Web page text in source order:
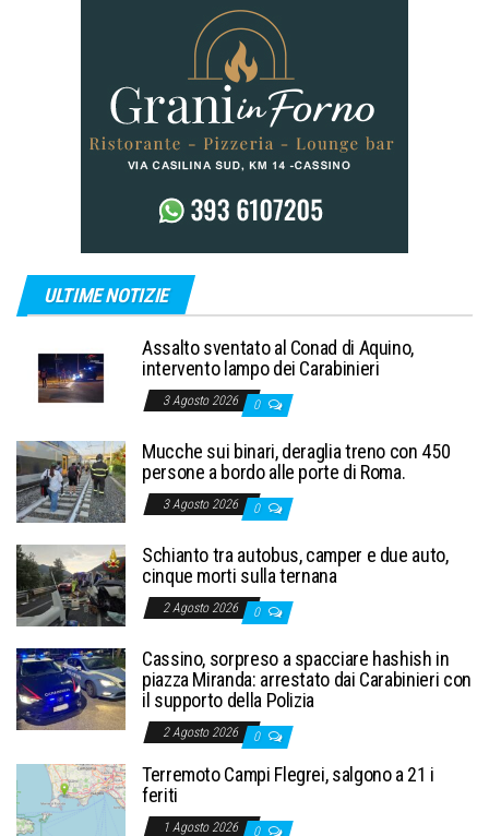
ULTIME NOTIZIE
Assalto sventato al Conad di Aquino,
intervento lampo dei Carabinieri
3 Agosto 2026 0
Mucche sui binari, deraglia treno con 450
persone a bordo alle porte di Roma.
3 Agosto 2026 0
Schianto tra autobus, camper e due auto,
cinque morti sulla ternana
2 Agosto 2026 0
Cassino, sorpreso a spacciare hashish in
piazza Miranda: arrestato dai Carabinieri con
il supporto della Polizia
2 Agosto 2026 0
Terremoto Campi Flegrei, salgono a 21 i
feriti
1 Agosto 2026 0